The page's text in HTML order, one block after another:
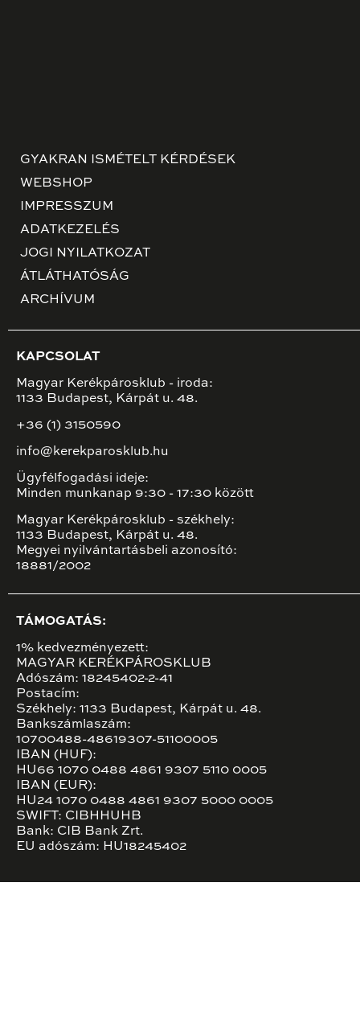
GYAKRAN ISMÉTELT KÉRDÉSEK
WEBSHOP
IMPRESSZUM
ADATKEZELÉS
JOGI NYILATKOZAT
ÁTLÁTHATÓSÁG
ARCHÍVUM
KAPCSOLAT
Magyar Kerékpárosklub - iroda:
1133 Budapest, Kárpát u. 48.
+36 (1) 3150590
info@kerekparosklub.hu
Ügyfélfogadási ideje:
Minden munkanap 9:30 - 17:30 között
Magyar Kerékpárosklub - székhely:
1133 Budapest, Kárpát u. 48.
Megyei nyilvántartásbeli azonosító:
18881/2002
TÁMOGATÁS:
1% kedvezményezett:
MAGYAR KERÉKPÁROSKLUB
Adószám: 18245402-2-41
Postacím:
Székhely: 1133 Budapest, Kárpát u. 48.
Bankszámlaszám:
10700488-48619307-51100005
IBAN (HUF):
HU66 1070 0488 4861 9307 5110 0005
IBAN (EUR):
HU24 1070 0488 4861 9307 5000 0005
SWIFT: CIBHHUHB
Bank: CIB Bank Zrt.
EU adószám: HU18245402